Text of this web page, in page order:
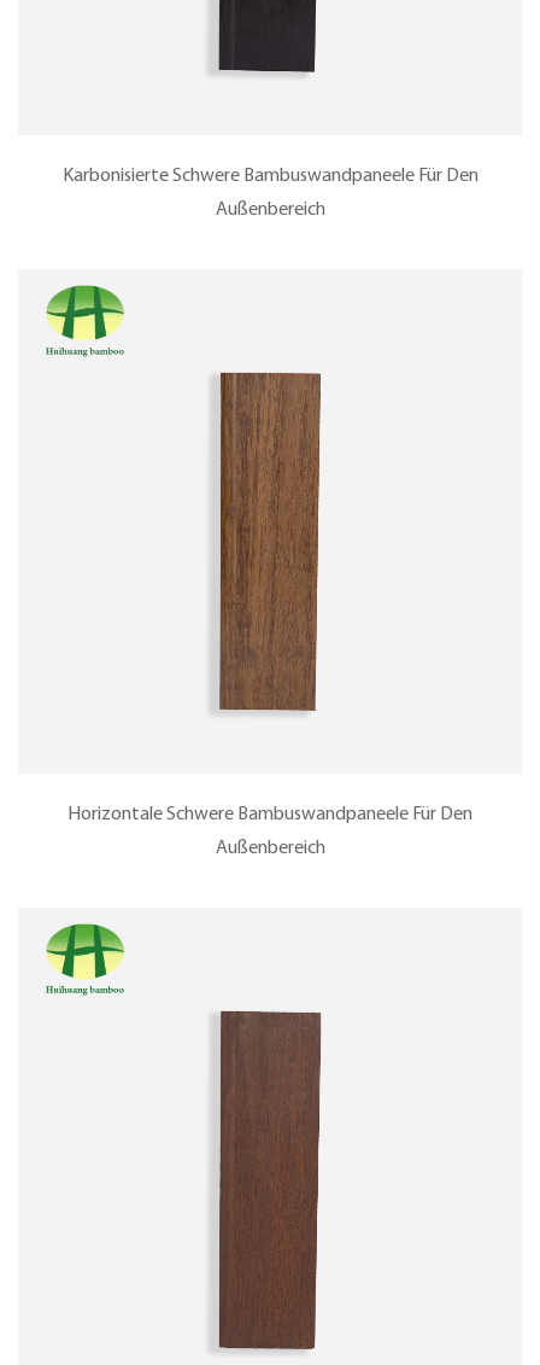
Karbonisierte Schwere Bambuswandpaneele Für Den
Außenbereich
Horizontale Schwere Bambuswandpaneele Für Den
Außenbereich